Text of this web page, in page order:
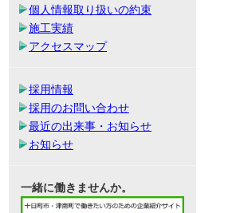
個人情報取り扱いの約束
施工実績
アクセスマップ
採用情報
採用のお問い合わせ
最近の出来事・お知らせ
お知らせ
一緒に働きませんか。